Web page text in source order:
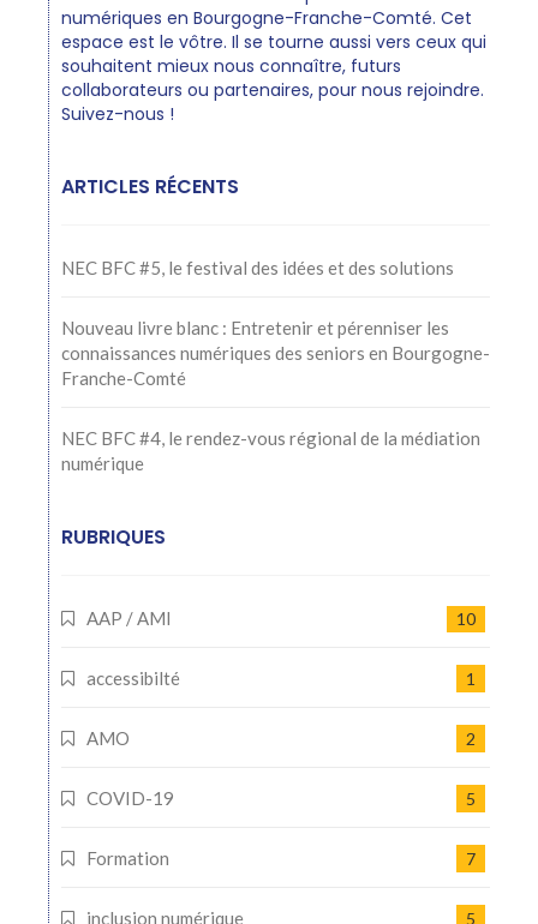
numériques en Bourgogne-Franche-Comté. Cet
espace est le vôtre. Il se tourne aussi vers ceux qui
souhaitent mieux nous connaître, futurs
collaborateurs ou partenaires, pour nous rejoindre.
Suivez-nous !
ARTICLES RÉCENTS
NEC BFC #5, le festival des idées et des solutions
Nouveau livre blanc : Entretenir et pérenniser les
connaissances numériques des seniors en Bourgogne-
Franche-Comté
NEC BFC #4, le rendez-vous régional de la médiation
numérique
RUBRIQUES
AAP / AMI 10
accessibilté 1
AMO 2
COVID-19 5
Formation 7
inclusion numérique 5